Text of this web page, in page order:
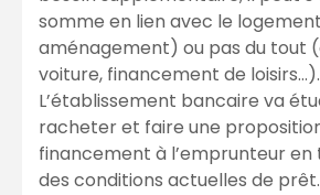
somme en lien avec le
aménagement) ou pas du tout
voiture, financement de loisirs…).
L’établissement bancaire va
racheter et faire une
financement à l’emprunteur
des conditions actuelles de prêt.